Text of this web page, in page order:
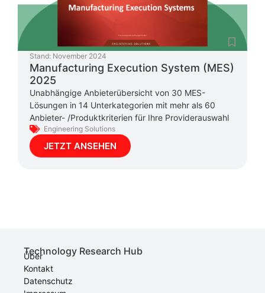
Stand: November 2024
Manufacturing Execution System (MES)
2025
Unabhängige Anbieterübersicht von 30 MES-
Lösungen in 14 Unterkategorien mit mehr als 60
Anbieter- /Produktkriterien für Ihre Providerauswahl
Engineering Solutions
JETZT ANSEHEN
Technology Research Hub
Über
Kontakt
Datenschutz